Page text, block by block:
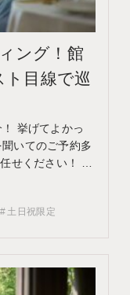
ング！館
目線で巡
挙げてよかっ
いてのご予約多
せください！ お
ディング相談会
ェア特典 特典内
ただき、ご来館
土日祝限定